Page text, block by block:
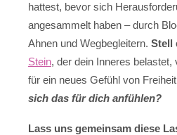
hattest, bevor sich
angesammelt haben – durch
Ahnen und Wegbegleitern. Stell
Stein, der dein Inneres
für ein neues Gefühl von
sich das für dich anfühlen?
Lass uns gemeinsam diese